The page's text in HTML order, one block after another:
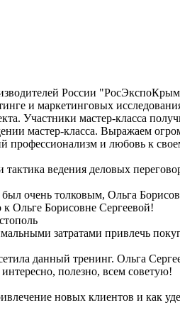
России
и маркетинговых
Участники мастер-класса
мастер-класса. Выражаем
профессионализм и любовь к
тактика ведения деловых
очень толковым, Ольга
Ольге Борисовне Сергеевой!
затратами привлечь
данный тренинг. Ольга
полезно, всем советую!
новых клиентов и как